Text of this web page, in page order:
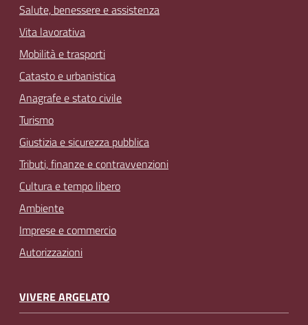
Salute, benessere e assistenza
Vita lavorativa
Mobilità e trasporti
Catasto e urbanistica
Anagrafe e stato civile
Turismo
Giustizia e sicurezza pubblica
Tributi, finanze e contravvenzioni
Cultura e tempo libero
Ambiente
Imprese e commercio
Autorizzazioni
VIVERE ARGELATO